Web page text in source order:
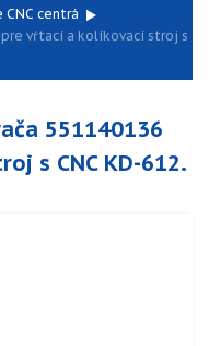
centrá
pre vŕtací a kolíkovací stroj s
551140136
s CNC KD-612.